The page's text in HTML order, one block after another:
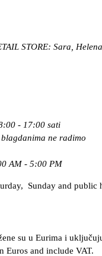
STORE: Sara, Helena
- 17:00 sati
ne radimo
AM - 5:00 PM
Sunday and public
su u Eurima i
Euros and include VAT.